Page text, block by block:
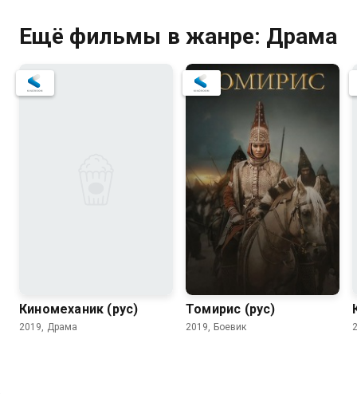
Ещё фильмы в жанре: Драма
Киномеханик (рус)
2019, Драма
Томирис (рус)
2019, Боевик